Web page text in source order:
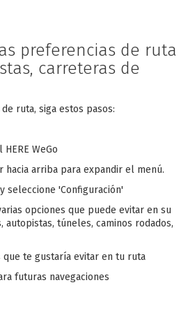
preferencias de ruta
carreteras de
ruta, siga estos pasos:
WeGo
arriba para expandir el menú.
seleccione 'Configuración'
opciones que puede evitar en su
túneles, caminos rodados,
que te gustaría evitar en tu ruta
futuras navegaciones